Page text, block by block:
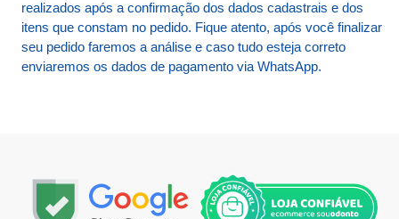
realizados após a confirmação dos dados cadastrais e dos
itens que constam no pedido. Fique atento, após você finalizar
seu pedido faremos a análise e caso tudo esteja correto
enviaremos os dados de pagamento via WhatsApp.